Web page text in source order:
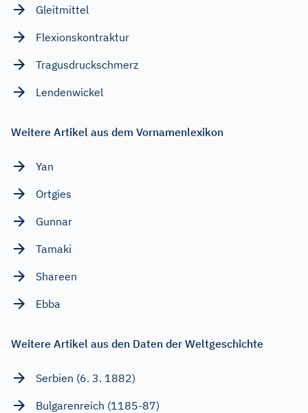
Gleitmittel
Flexionskontraktur
Tragusdruckschmerz
Lendenwickel
Weitere Artikel aus dem Vornamenlexikon
Yan
Ortgies
Gunnar
Tamaki
Shareen
Ebba
Weitere Artikel aus den Daten der Weltgeschichte
Serbien (6. 3. 1882)
Bulgarenreich (1185-87)